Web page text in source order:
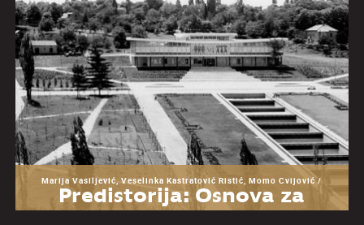
Marija Vasiljević, Veselinka Kastratović Ristić, Momo Cvijović /
Predistorija: Osnova za